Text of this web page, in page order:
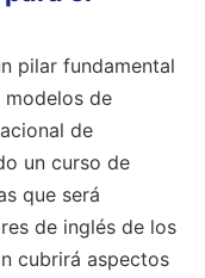
pilar fundamental
de
de
un curso de
que será
de inglés de los
cubrirá aspectos